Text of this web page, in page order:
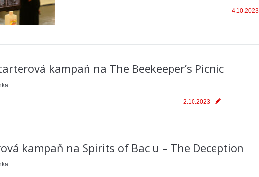
4.10.2023
kampaň na The Beekeeper’s Picnic
2.10.2023
kampaň na Spirits of Baciu – The Deception